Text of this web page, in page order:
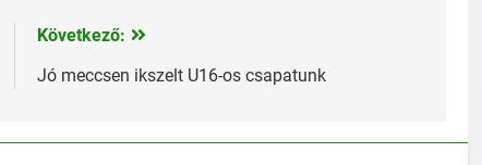
Következő:
Jó meccsen ikszelt U16-os csapatunk